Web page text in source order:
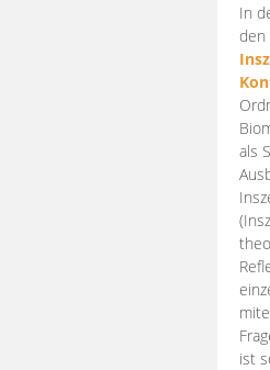
In
den
als
ist